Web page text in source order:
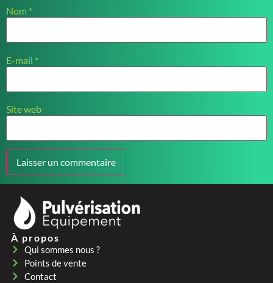
Nom *
E-mail *
Site web
À propos
Qui sommes nous ?
Points de vente
Contact